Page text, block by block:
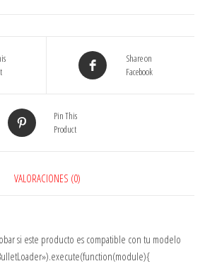
Share on
Facebook
Pin This
Product
VALORACIONES (0)
si este producto es compatible con tu modelo